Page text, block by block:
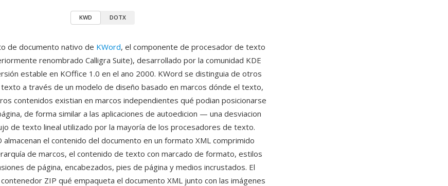
KWD DOTX
de documento nativo de KWord, el componente de procesador de texto
renombrado Calligra Suite), desarrollado por la comunidad KDE
estable en KOffice 1.0 en el ano 2000. KWord se distinguia de otros
a través de un modelo de diseño basado en marcos dónde el texto,
contenidos existian en marcos independientes qué podian posicionarse
de forma similar a las aplicaciones de autoedicion — una desviacion
de texto lineal utilizado por la mayoría de los procesadores de texto.
almacenan el contenido del documento en un formato XML comprimido
de marcos, el contenido de texto con marcado de formato, estilos
de página, encabezados, pies de página y medios incrustados. El
ZIP qué empaqueta el documento XML junto con las imágenes